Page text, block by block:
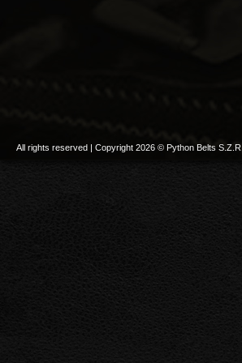
All rights reserved | Copyright 2026 © Python Belts S.Z.R.